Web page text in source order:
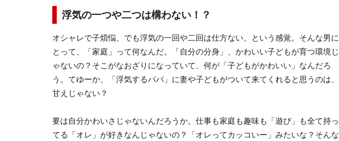
浮気の一つや二つは構わない！？
オシャレで子煩悩、でも浮気の一回や二回は仕方ない、という感覚。そんな男に
とって、「家庭」って何なんだ。「自分の分身」、かわいい子どもが育つ環境じ
ゃないの？そこがなおざりになっていて、何が「子どもがかわいい」なんだろ
う。てゆーか、「浮気するパパ」に妻や子どもがついて来てくれると思うのは、
甘えじゃない？
要は自分かわいさじゃないんだろうか。仕事も家庭も趣味も「遊び」も全て持っ
てる「オレ」が好きなんじゃないの？「オレってカッコいー」みたいな？そんな